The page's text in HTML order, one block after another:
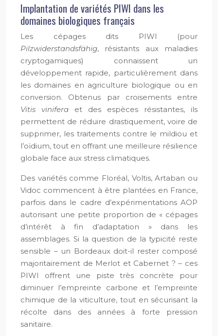
Implantation de variétés PIWI dans les
domaines biologiques français
Les cépages dits PIWI (pour
Pilzwiderstandsfähig, résistants aux maladies
cryptogamiques) connaissent un
développement rapide, particulièrement dans
les domaines en agriculture biologique ou en
conversion. Obtenus par croisements entre
Vitis vinifera et des espèces résistantes, ils
permettent de réduire drastiquement, voire de
supprimer, les traitements contre le mildiou et
l’oïdium, tout en offrant une meilleure résilience
globale face aux stress climatiques.
Des variétés comme Floréal, Voltis, Artaban ou
Vidoc commencent à être plantées en France,
parfois dans le cadre d’expérimentations AOP
autorisant une petite proportion de « cépages
d’intérêt à fin d’adaptation » dans les
assemblages. Si la question de la typicité reste
sensible – un Bordeaux doit-il rester composé
majoritairement de Merlot et Cabernet ? – ces
PIWI offrent une piste très concrète pour
diminuer l’empreinte carbone et l’empreinte
chimique de la viticulture, tout en sécurisant la
récolte dans des années à forte pression
sanitaire.